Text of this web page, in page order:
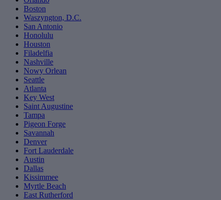
Boston
Waszyngton, D.C.
San Antonio
Honolulu
Houston
Filadelfia
Nashville
Nowy Orlean
Seattle
Atlanta
Key West
Saint Augustine
Tampa
Pigeon Forge
Savannah
Denver
Fort Lauderdale
Austin
Dallas
Kissimmee
Myrtle Beach
East Rutherford